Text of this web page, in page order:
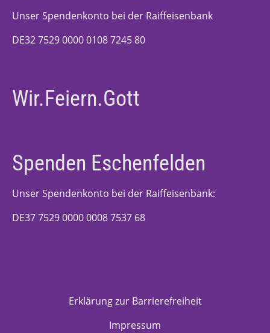
Unser Spendenkonto bei der Raiffeisenbank
DE32 7529 0000 0108 7245 80
Wir.Feiern.Gott
Spenden Eschenfelden
Unser Spendenkonto bei der Raiffeisenbank:
DE37 7529 0000 0008 7537 68
Erklärung zur Barrierefreiheit
Impressum